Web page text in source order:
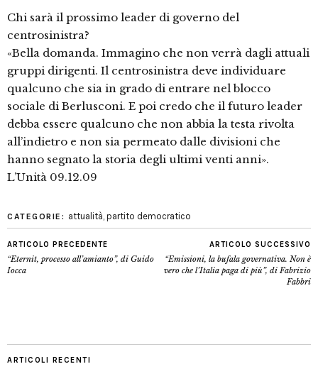
Chi sarà il prossimo leader di governo del
centrosinistra?
«Bella domanda. Immagino che non verrà dagli attuali
gruppi dirigenti. Il centrosinistra deve individuare
qualcuno che sia in grado di entrare nel blocco
sociale di Berlusconi. E poi credo che il futuro leader
debba essere qualcuno che non abbia la testa rivolta
all’indietro e non sia permeato dalle divisioni che
hanno segnato la storia degli ultimi venti anni».
L’Unità 09.12.09
CATEGORIE: attualità, partito democratico
ARTICOLO PRECEDENTE
“Eternit, processo all’amianto”, di Guido
Iocca
ARTICOLO SUCCESSIVO
“Emissioni, la bufala governativa. Non è
vero che l’Italia paga di più”, di Fabrizio
Fabbri
ARTICOLI RECENTI